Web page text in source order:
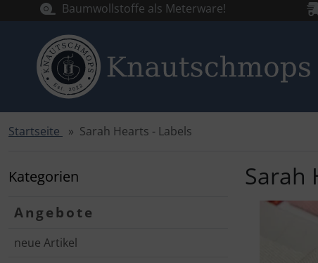
Sprungnavigation
Springe zur Navigation
Springe zum Button für Einstellungen
Springe zu den allgemeinen Informationen
Baumwollstoffe als Meterware!
Startseite Sarah Hearts - Labels
Kategorien
Angebote
neue Artikel
Sarah